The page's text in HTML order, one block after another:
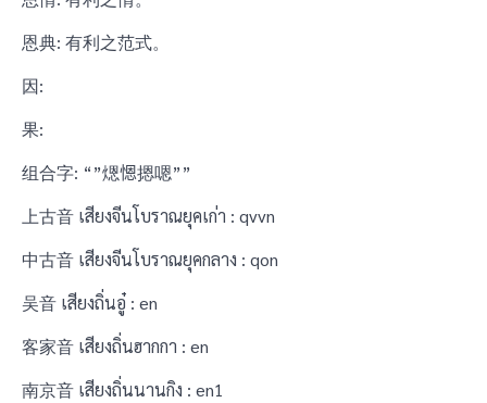
恩典: 有利之范式。
因:
果:
组合字: “”煾𢞴摁嗯””
上古音 เสียงจีนโบราณยุคเก่า : qvvn
中古音 เสียงจีนโบราณยุคกลาง : qon
吴音 เสียงถิ่นอู๋ : en
客家音 เสียงถิ่นฮากกา : en
南京音 เสียงถิ่นนานกิง : en1